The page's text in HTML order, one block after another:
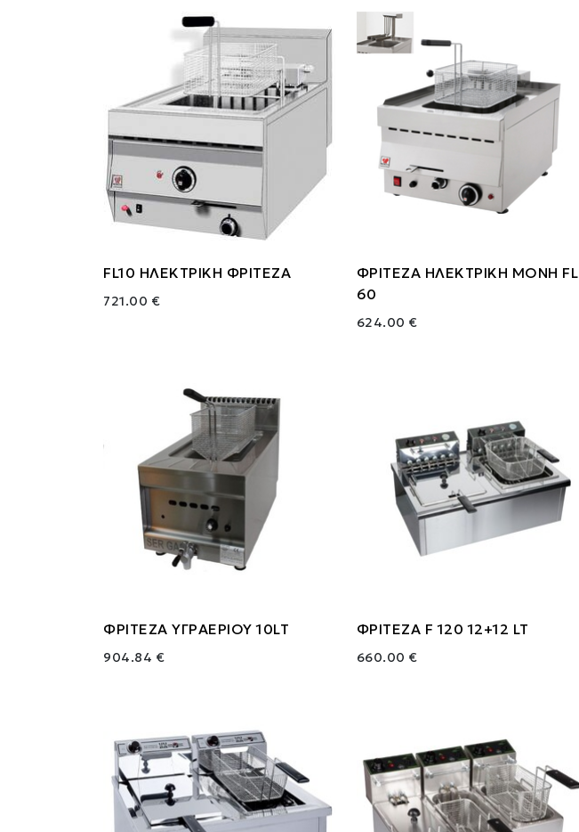
FL10 ΗΛΕΚΤΡΙΚΗ ΦΡΙΤΕΖΑ
721.00 €
ΦΡΙΤΕΖΑ ΗΛΕΚΤΡΙΚΗ ΜΟΝΗ FL
60
624.00 €
ΦΡΙΤΕΖΑ ΥΓΡΑΕΡΙΟΥ 10LT
904.84 €
ΦΡΙΤΕΖΑ F 120 12+12 LT
660.00 €